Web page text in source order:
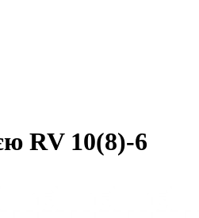
RV 10(8)-6